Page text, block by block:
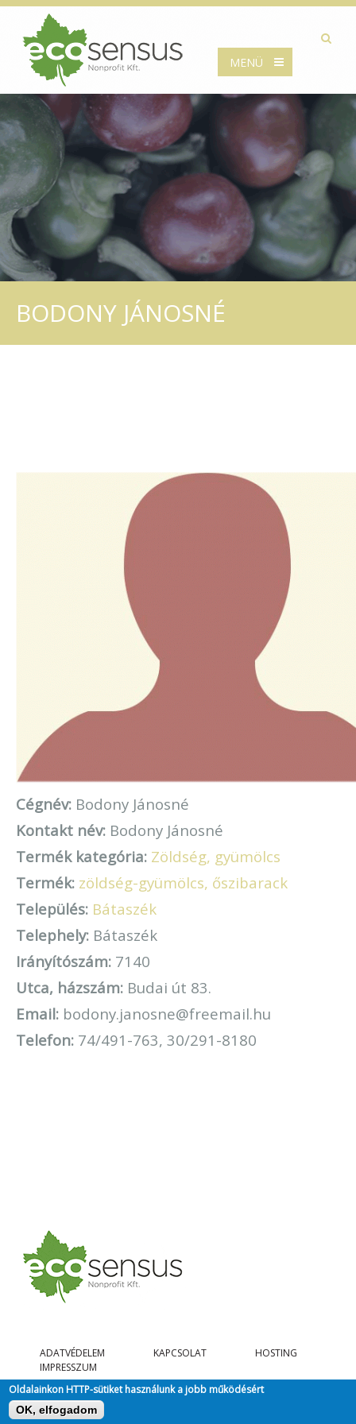
MENÜ
BODONY JÁNOSNÉ
Cégnév: Bodony Jánosné
Kontakt név: Bodony Jánosné
Termék kategória: Zöldség, gyümölcs
Termék: zöldség-gyümölcs, őszibarack
Település: Bátaszék
Telephely: Bátaszék
Irányítószám: 7140
Utca, házszám: Budai út 83.
Email: bodony.janosne@freemail.hu
Telefon: 74/491-763, 30/291-8180
ADATVÉDELEM KAPCSOLAT
HOSTING
IMPRESSZUM
Oldalainkon HTTP-sütiket használunk a jobb működésért
OK, elfogadom